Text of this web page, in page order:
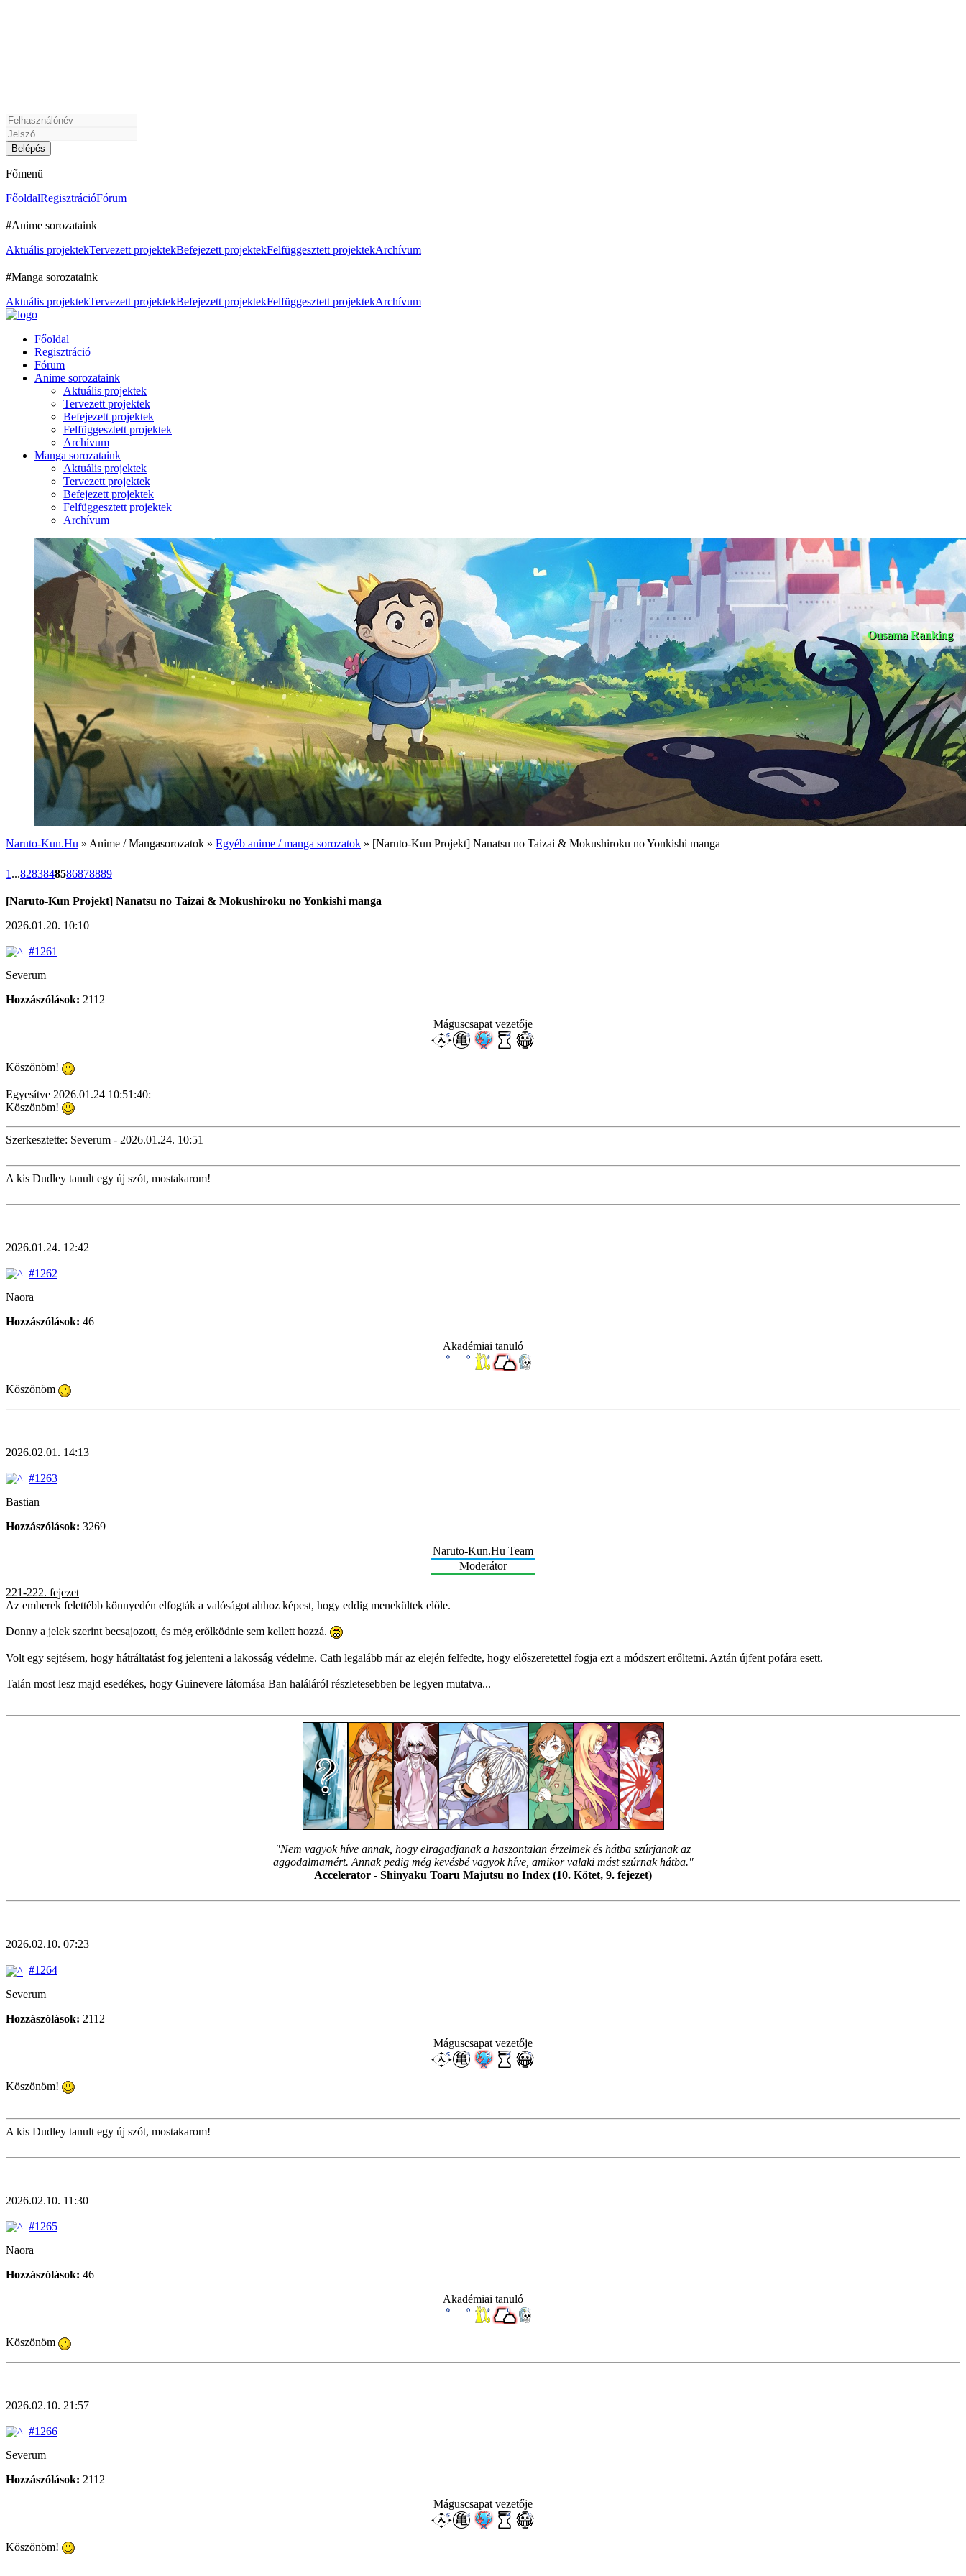
Főmenü
FőoldalRegisztrációFórum
#Anime sorozataink
Aktuális projektekTervezett projektekBefejezett projektekFelfüggesztett projektekArchívum
#Manga sorozataink
Aktuális projektekTervezett projektekBefejezett projektekFelfüggesztett projektekArchívum
Főoldal
Regisztráció
Fórum
Anime sorozataink
Aktuális projektek
Tervezett projektek
Befejezett projektek
Felfüggesztett projektek
Archívum
Manga sorozataink
Aktuális projektek
Tervezett projektek
Befejezett projektek
Felfüggesztett projektek
Archívum
Ousama Ranking
Naruto-Kun.Hu » Anime / Mangasorozatok » Egyéb anime / manga sorozatok » [Naruto-Kun Projekt] Nanatsu no Taizai & Mokushiroku no Yonkishi manga
1 ...8283848586878889
[Naruto-Kun Projekt] Nanatsu no Taizai & Mokushiroku no Yonkishi manga
2026.01.20. 10:10
#1261
Severum
Hozzászólások: 2112
Máguscsapat vezetője
Köszönöm!
Egyesítve 2026.01.24 10:51:40:
Köszönöm!
Szerkesztette: Severum - 2026.01.24. 10:51
A kis Dudley tanult egy új szót, mostakarom!
2026.01.24. 12:42
#1262
Naora
Hozzászólások: 46
Akadémiai tanuló
Köszönöm
2026.02.01. 14:13
#1263
Bastian
Hozzászólások: 3269
Naruto-Kun.Hu Team
Moderátor
221-222. fejezet
Az emberek felettébb könnyedén elfogták a valóságot ahhoz képest, hogy eddig menekültek előle.
Donny a jelek szerint becsajozott, és még erőlködnie sem kellett hozzá.
Volt egy sejtésem, hogy hátráltatást fog jelenteni a lakosság védelme. Cath legalább már az elején felfedte, hogy előszeretettel fogja ezt a módszert erőltetni. Aztán újfent pofára esett.
Talán most lesz majd esedékes, hogy Guinevere látomása Ban haláláról részletesebben be legyen mutatva...
"Nem vagyok híve annak, hogy elragadjanak a haszontalan érzelmek és hátba szúrjanak az
aggodalmamért. Annak pedig még kevésbé vagyok híve, amikor valaki mást szúrnak hátba."
Accelerator - Shinyaku Toaru Majutsu no Index (10. Kötet, 9. fejezet)
2026.02.10. 07:23
#1264
Severum
Hozzászólások: 2112
Máguscsapat vezetője
Köszönöm!
A kis Dudley tanult egy új szót, mostakarom!
2026.02.10. 11:30
#1265
Naora
Hozzászólások: 46
Akadémiai tanuló
Köszönöm
2026.02.10. 21:57
#1266
Severum
Hozzászólások: 2112
Máguscsapat vezetője
Köszönöm!